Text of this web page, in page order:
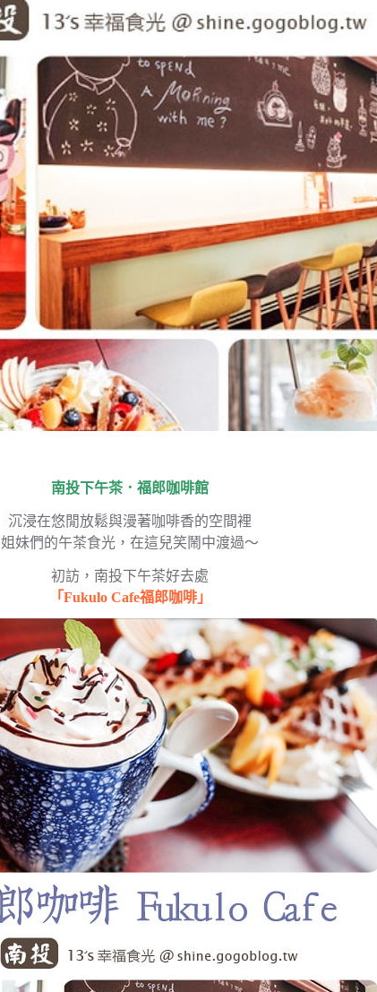
南投下午茶．福郎咖啡館
沉浸在悠閒放鬆與漫著咖啡香的空間裡
姐妹們的午茶食光，在這兒笑鬧中渡過～
初訪，南投下午茶好去處
「Fukulo Cafe福郎咖啡」